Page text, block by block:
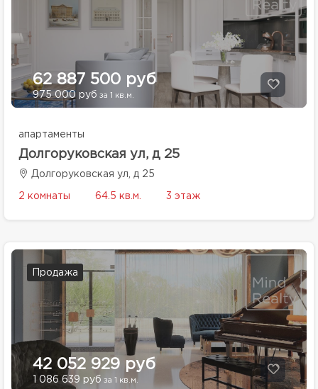
62 887 500 руб
975 000 руб за 1 кв.м.
апартаменты
Долгоруковская ул, д 25
Долгоруковская ул, д 25
2 комнаты 64.5 кв.м. 3 этаж
Продажа
42 052 929 руб
1 086 639 руб за 1 кв.м.